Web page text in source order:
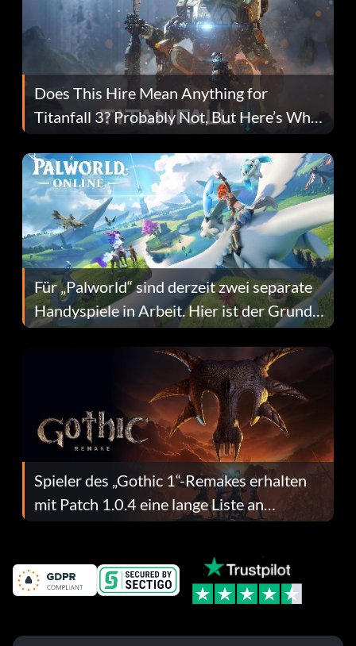
Does This Hire Mean Anything for
Titanfall 3? Probably Not, But Here’s Why
Fans Are Hopeful
Für „Palworld“ sind derzeit zwei separate
Handyspiele in Arbeit. Hier ist der Grund
dafür.
Spieler des „Gothic 1“-Remakes erhalten
mit Patch 1.0.4 eine lange Liste an
Fehlerbehebungen